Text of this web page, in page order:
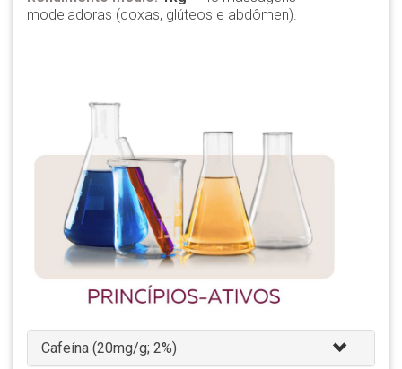
modeladoras (coxas, glúteos e abdômen).
Cafeína (20mg/g; 2%)